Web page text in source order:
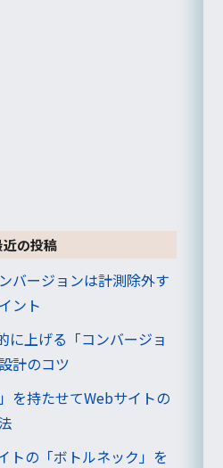
近の投稿
バージョンは計測除外す
ント
に上げる「コンバージョ
計のコツ
を持たせてWebサイトの
トの「ボトルネック」を